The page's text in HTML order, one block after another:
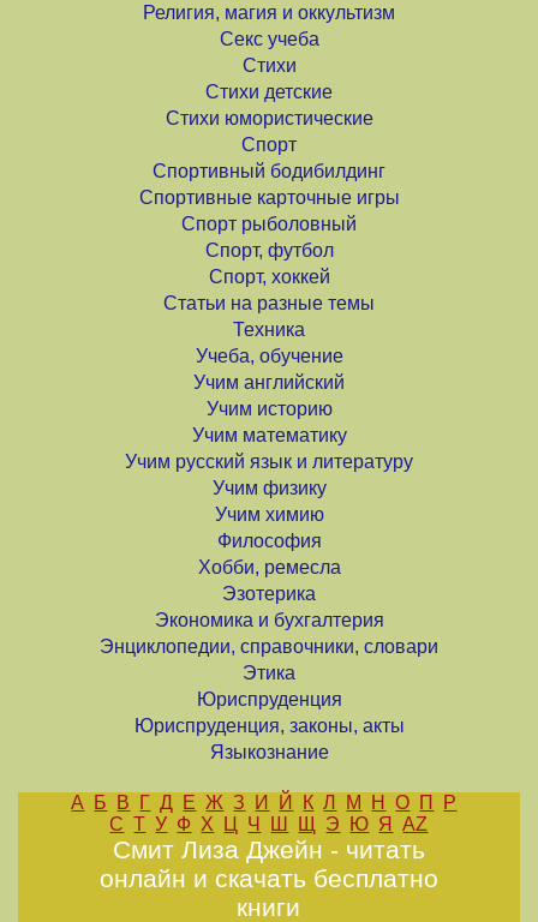
Религия, магия и оккультизм
Секс учеба
Стихи
Стихи детские
Стихи юмористические
Спорт
Спортивный бодибилдинг
Спортивные карточные игры
Спорт рыболовный
Спорт, футбол
Спорт, хоккей
Статьи на разные темы
Техника
Учеба, обучение
Учим английский
Учим историю
Учим математику
Учим русский язык и литературу
Учим физику
Учим химию
Философия
Хобби, ремесла
Эзотерика
Экономика и бухгалтерия
Энциклопедии, справочники, словари
Этика
Юриспруденция
Юриспруденция, законы, акты
Языкознание
А Б В Г Д Е Ж З И Й К Л М Н О П
Р
С Т У Ф Х Ц Ч Ш Щ Э Ю Я AZ
Смит Лиза Джейн - читать
онлайн и скачать бесплатно
книги